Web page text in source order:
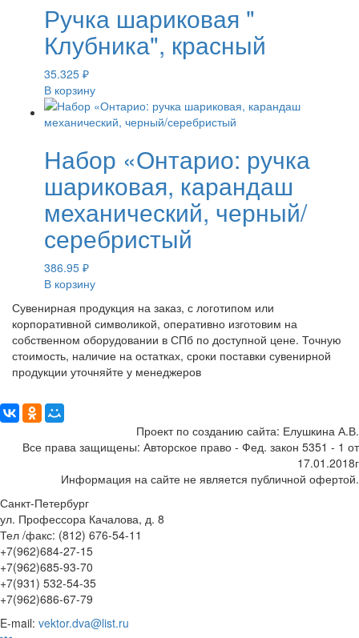
Ручка шариковая "
Клубника", красный
35.325 ₽
В корзину
Набор «Онтарио: ручка
шариковая, карандаш
механический, черный/
серебристый
386.95 ₽
В корзину
Сувенирная продукция на заказ, с логотипом или
корпоративной символикой, оперативно изготовим на
собственном оборудовании в СПб по доступной цене. Точную
стоимость, наличие на остатках, сроки поставки сувенирной
продукции уточняйте у менеджеров
Проект по созданию сайта: Елушкина А.В.
Все права защищены: Авторское право - Фед. закон 5351 - 1 от
17.01.2018г
Информация на сайте не является публичной офертой.
Санкт-Петербург
ул. Профессора Качалова, д. 8
Тел /факс: (812) 676-54-11
+7(962)684-27-15
+7(962)685-93-70
+7(931) 532-54-35
+7(962)686-67-79
E-mail: vektor.dva@list.ru